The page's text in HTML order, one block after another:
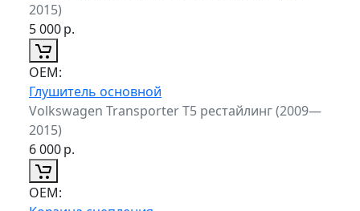
2015)
5 000р.
ОЕМ:
Глушитель основной
Volkswagen Transporter T5 рестайлинг (2009—
2015)
6 000р.
ОЕМ: